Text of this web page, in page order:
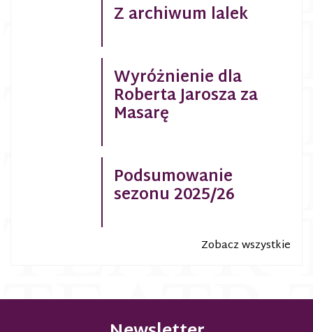
Z archiwum lalek
Wyróżnienie dla
Roberta Jarosza za
Masarę
Podsumowanie
sezonu 2025/26
Zobacz wszystkie